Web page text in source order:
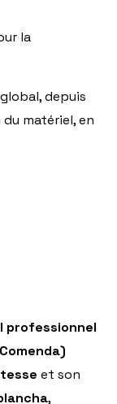
la
depuis
matériel, en
professionnel
Comenda)
et son
,